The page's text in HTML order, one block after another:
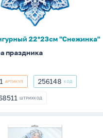
22*23см "Снежинка"
праздника
АРТИКУЛ 256148
256148 КОД
ШТРИХКОД